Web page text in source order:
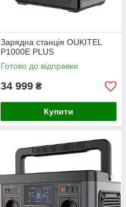
Зарядна станція OUKITEL
P1000E PLUS
Готово до відправки
34 999 ₴
Купити